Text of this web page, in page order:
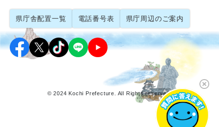
県庁舎配置一覧 電話番号表 県庁周辺のご案内
© 2024 Kochi Prefecture. All Rights reserved.